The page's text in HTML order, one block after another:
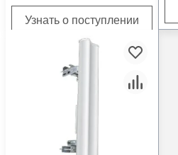
Узнать о поступлении